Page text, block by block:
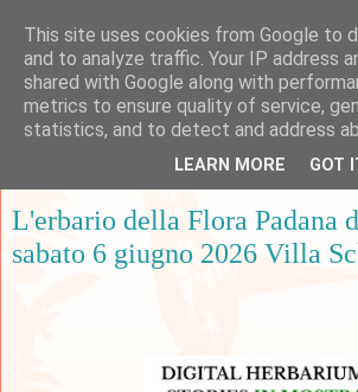
L'erbario della Flora Padana
sabato 6 giugno 2026 Villa
This site uses cookies from Google to
and to analyze traffic. Your IP address
shared with Google along with
metrics to ensure quality of service,
statistics, and to detect and address
LEARN MORE GOT